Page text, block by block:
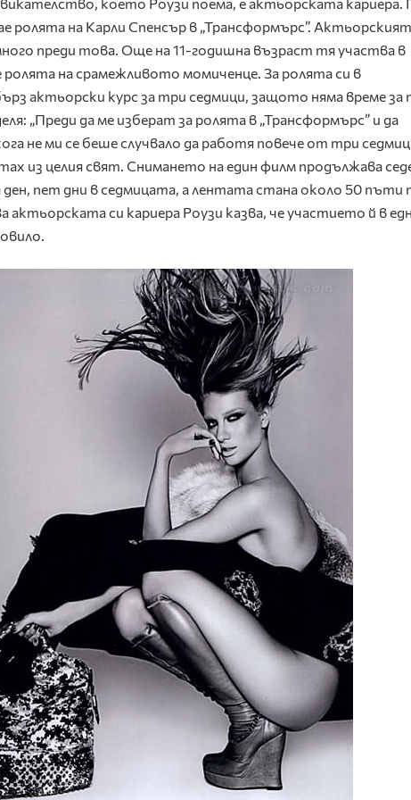
ролята на Карли Спенсър в „Трансформърс”. Актьорският
преди това. Още на 11-годишна възраст тя участва в
ролята на срамежливото момиченце. За ролята си в
актьорски курс за три седмици, защото няма време за
„Преди да ме изберат за ролята в „Трансформърс” и да
не ми се беше случвало да работя повече от три
из целия свят. Снимането на един филм продължава
ден, пет дни в седмицата, а лентата стана около 50 пъти
актьорската си кариера Роузи казва, че участието й в